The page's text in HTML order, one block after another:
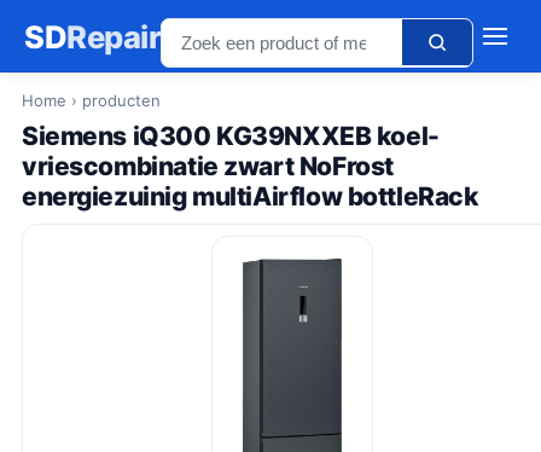
SDRepair
Home › producten
Siemens iQ300 KG39NXXEB koel-
vriescombinatie zwart NoFrost
energiezuinig multiAirflow bottleRack